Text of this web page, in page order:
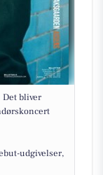
Det bliver
udgivelser,